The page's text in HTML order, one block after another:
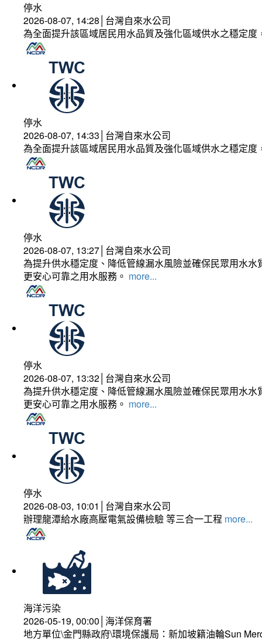
停水
2026-08-07, 14:28│台灣自來水公司
為全面提升該區域居民用水品質及強化區域供水之穩定
停水
2026-08-07, 14:33│台灣自來水公司
為全面提升該區域居民用水品質及強化區域供水之穩定
停水
2026-08-07, 13:27│台灣自來水公司
為提升供水穩定度、降低管線漏水風險並確保民眾用水
更安心可靠之用水服務。 more...
停水
2026-08-07, 13:32│台灣自來水公司
為提升供水穩定度、降低管線漏水風險並確保民眾用水
更安心可靠之用水服務。 more...
停水
2026-08-03, 10:01│台灣自來水公司
辦理龍潭給水廠高壓電氣設備檢驗 等三合一工程 more...
海洋污染
2026-05-19, 00:00│海洋保育署
地方單位\金門縣政府\環境保護局：新加坡籍油輪Sun